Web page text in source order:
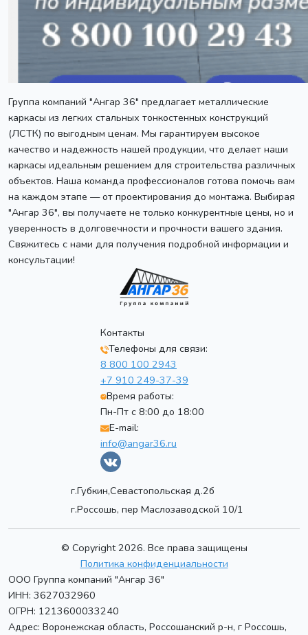
Группа компаний "Ангар 36" предлагает металлические
каркасы из легких стальных тонкостенных конструкций
(ЛСТК) по выгодным ценам. Мы гарантируем высокое
качество и надежность нашей продукции, что делает наши
каркасы идеальным решением для строительства различных
объектов. Наша команда профессионалов готова помочь вам
на каждом этапе — от проектирования до монтажа. Выбирая
"Ангар 36", вы получаете не только конкурентные цены, но и
уверенность в долговечности и прочности вашего здания.
Свяжитесь с нами для получения подробной информации и
консультации!
Контакты
Телефоны для связи:
8 800 100 2943
+7 910 249-37-39
Время работы:
Пн-Пт с 8:00 до 18:00
E-mail:
info@angar36.ru
г.Губкин,Севастопольская д.2б
г.Россошь, пер Маслозаводской 10/1
© Copyright 2026. Все права защищены
Политика конфиденциальности
ООО Группа компаний "Ангар 36"
ИНН: 3627032960
ОГРН: 1213600033240
Адрес: Воронежская область, Россошанский р-н, г Россошь,